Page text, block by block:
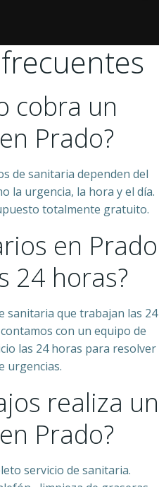
cobra un
Prado?
de sanitaria dependen del
la urgencia, la hora y el día.
totalmente gratuito.
en Prado
24 horas?
sanitaria que trabajan las 24
con un equipo de
las 24 horas para resolver
urgencias.
realiza un
Prado?
servicio de sanitaria.